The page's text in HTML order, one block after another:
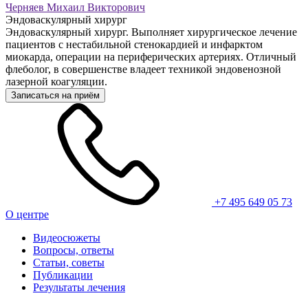
Черняев Михаил Викторович
Эндоваскулярный хирург
Эндоваскулярный хирург. Выполняет хирургическое лечение
пациентов с нестабильной стенокардией и инфарктом
миокарда, операции на периферических артериях. Отличный
флеболог, в совершенстве владеет техникой эндовенозной
лазерной коагуляции.
Записаться на приём
+7 495 649 05 73
О центре
Видеосюжеты
Вопросы, ответы
Статьи, советы
Публикации
Результаты лечения